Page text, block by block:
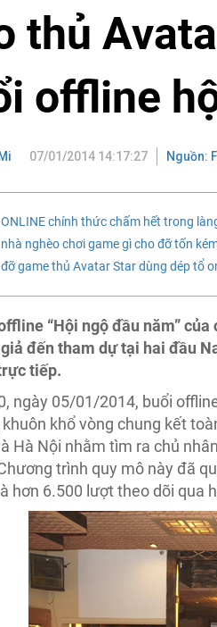
thủ
offline
07/01/2014 14:17:27 Nguồn:
ONLINE chính thức chấm hết trong
nghèo chơi game gì cho đỡ tốn
game thủ Avatar Star dùng dép tổ
“Hội ngộ đầu năm”
đến tham dự tại hai đầu
tiếp.
ngày 05/01/2014, buổi
khổ vòng chung kết
Hà Nội nhằm tìm ra chủ
trình quy mô này đã
hơn 6.500 lượt theo dõi qua